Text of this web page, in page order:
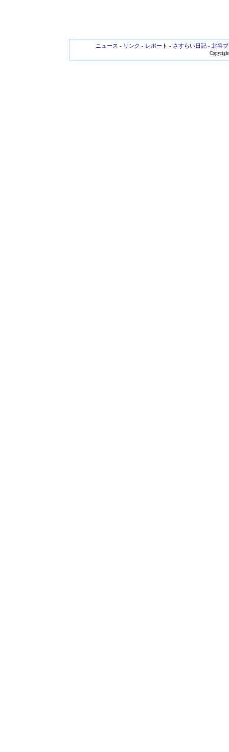
ニュース - リンク - レポート - さすらい日記- 北谷